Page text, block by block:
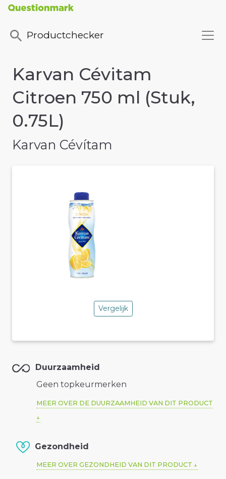
Productchecker
Karvan Cévitam
Citroen 750 ml (Stuk,
0.75L)
Karvan Cévítam
Vergelijk
Duurzaamheid
Geen topkeurmerken
MEER OVER DE DUURZAAMHEID VAN DIT PRODUCT
Gezondheid
MEER OVER GEZONDHEID VAN DIT PRODUCT